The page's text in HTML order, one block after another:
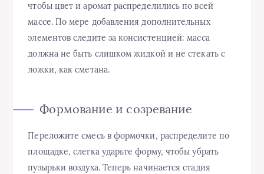
чтобы цвет и аромат распределились по всей
массе. По мере добавления дополнительных
элементов следите за консистенцией: масса
должна не быть слишком жидкой и не стекать с
ложки, как сметана.
Формование и созревание
Переложите смесь в формочки, распределите по
площадке, слегка ударьте форму, чтобы убрать
пузырьки воздуха. Теперь начинается стадия